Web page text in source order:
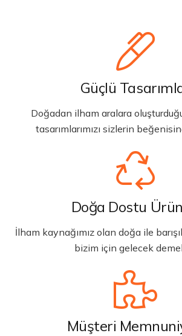
Güçlü
Doğadan ilham aralara
tasarımlarımızı sizlerin
Doğa Dostu
İlham kaynağımız olan doğa ile
bizim için gelecek
Müşteri